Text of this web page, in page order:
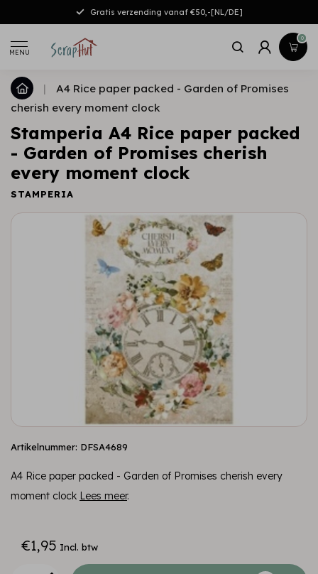
Gratis verzending vanaf €50,-[NL/DE]
MENU
0
|
A4 Rice paper packed - Garden of Promises
cherish every moment clock
Stamperia A4 Rice paper packed
- Garden of Promises cherish
every moment clock
STAMPERIA
Artikelnummer: DFSA4689
A4 Rice paper packed - Garden of Promises cherish every
moment clock Lees meer.
€1,95 Incl. btw